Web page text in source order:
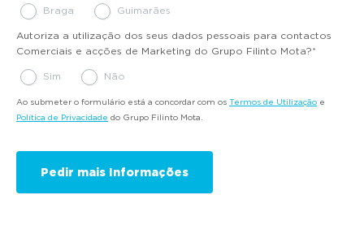
Braga Guimarães
Autoriza a utilização dos seus dados pessoais para contactos
Comerciais e acções de Marketing do Grupo Filinto Mota?*
Sim Não
Ao submeter o formulário está a concordar com os Termos de Utilização e
Política de Privacidade do Grupo Filinto Mota.